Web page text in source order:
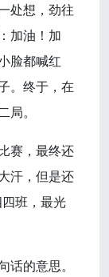
处想，劲往
加油！加
脸都喊红
。终于，在
。
赛，最终还
汗，但是还
班，最光
的意思。